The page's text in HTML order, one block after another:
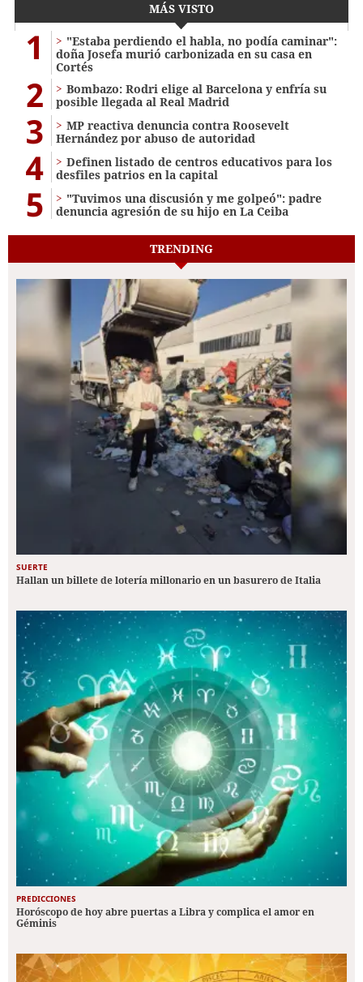
MÁS VISTO
1
"Estaba perdiendo el habla, no podía caminar":
doña Josefa murió carbonizada en su casa en
Cortés
2
Bombazo: Rodri elige al Barcelona y enfría su
posible llegada al Real Madrid
3
MP reactiva denuncia contra Roosevelt
Hernández por abuso de autoridad
4
Definen listado de centros educativos para los
desfiles patrios en la capital
5
"Tuvimos una discusión y me golpeó": padre
denuncia agresión de su hijo en La Ceiba
TRENDING
SUERTE
Hallan un billete de lotería millonario en un basurero de Italia
PREDICCIONES
Horóscopo de hoy abre puertas a Libra y complica el amor en
Géminis